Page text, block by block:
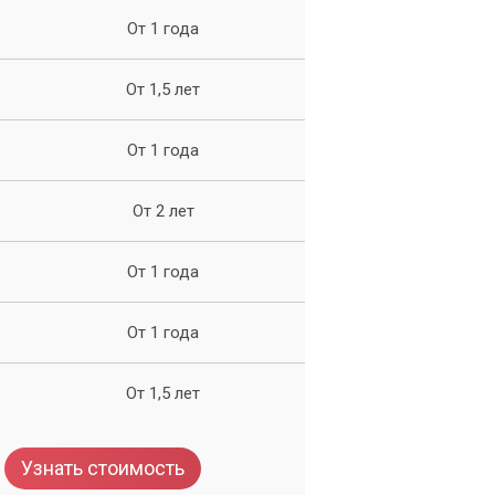
От 1 года
От 1,5 лет
От 1 года
От 2 лет
От 1 года
От 1 года
От 1,5 лет
Узнать стоимость